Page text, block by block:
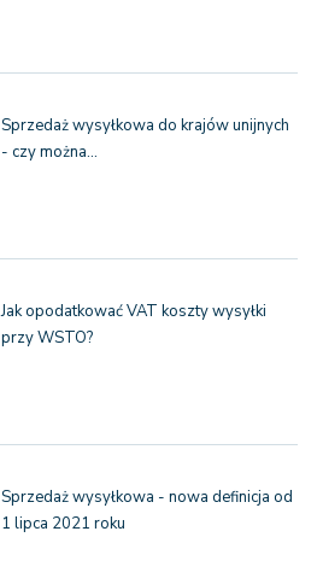
Sprzedaż wysyłkowa do krajów unijnych
- czy można…
Jak opodatkować VAT koszty wysyłki
przy WSTO?
Sprzedaż wysyłkowa - nowa definicja od
1 lipca 2021 roku